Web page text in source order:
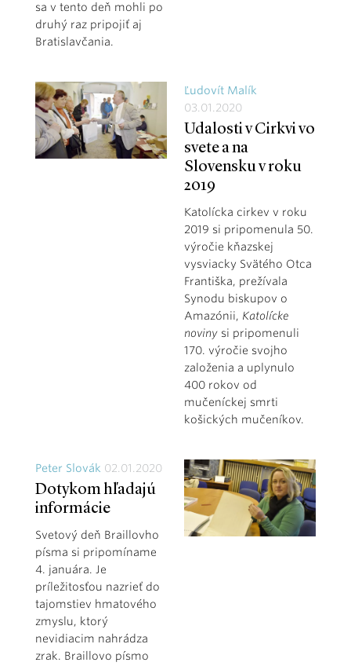
sa v tento deň mohli po
druhý raz pripojiť aj
Bratislavčania.
Ľudovít Malík
03.01.2020
Udalosti v Cirkvi vo
svete a na
Slovensku v roku
2019
Katolícka cirkev v roku
2019 si pripomenula 50.
výročie kňazskej
vysviacky Svätého Otca
Františka, prežívala
Synodu biskupov o
Amazónii, Katolícke
novinysi pripomenuli
170. výročie svojho
založenia a uplynulo
400 rokov od
mučeníckej smrti
košických mučeníkov.
Peter Slovák 02.01.2020
Dotykom hľadajú
informácie
Svetový deň Braillovho
písma si pripomíname
4. januára. Je
príležitosťou nazrieť do
tajomstiev hmatového
zmyslu, ktorý
nevidiacim nahrádza
zrak. Braillovo písmo